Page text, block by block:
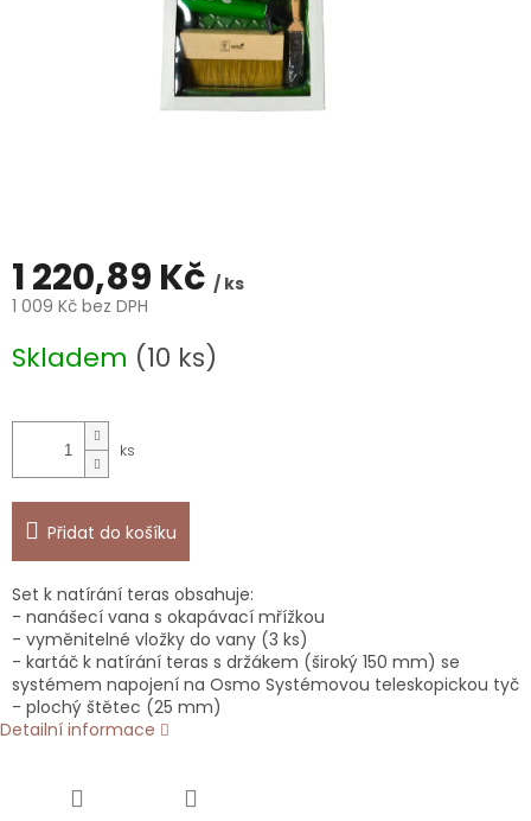
1 220,89 Kč / ks
1 009 Kč bez DPH
cena:
Skladem (10 ks)
Přidat do košíku
Set k natírání teras obsahuje:
- nanášecí vana s okapávací mřížkou
- vyměnitelné vložky do vany (3 ks)
- kartáč k natírání teras s držákem (široký 150 mm) se
systémem napojení na Osmo Systémovou teleskopickou tyč
- plochý štětec (25 mm)
Detailní informace